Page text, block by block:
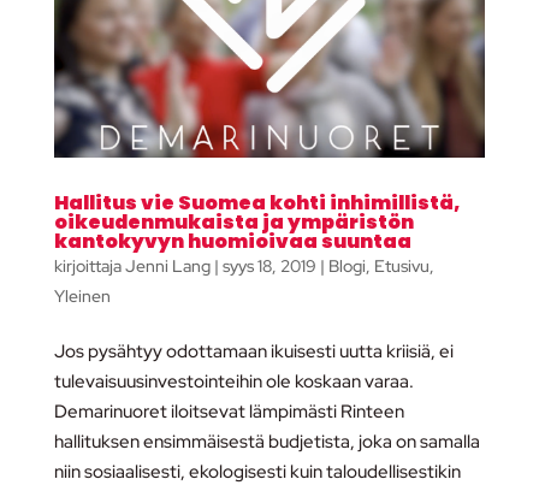
Hallitus vie Suomea kohti inhimillistä,
oikeudenmukaista ja ympäristön
kantokyvyn huomioivaa suuntaa
kirjoittajaJenni Lang| syys 18, 2019 | Blogi, Etusivu,
Yleinen
Jos pysähtyy odottamaan ikuisesti uutta kriisiä, ei
tulevaisuusinvestointeihin ole koskaan varaa.
Demarinuoret iloitsevat lämpimästi Rinteen
hallituksen ensimmäisestä budjetista, joka on samalla
niin sosiaalisesti, ekologisesti kuin taloudellisestikin